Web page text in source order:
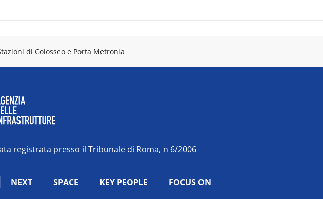
di Colosseo e Porta Metronia
registrata presso il Tribunale di Roma, n 6/2006
NEXT SPACE KEY PEOPLE FOCUS ON